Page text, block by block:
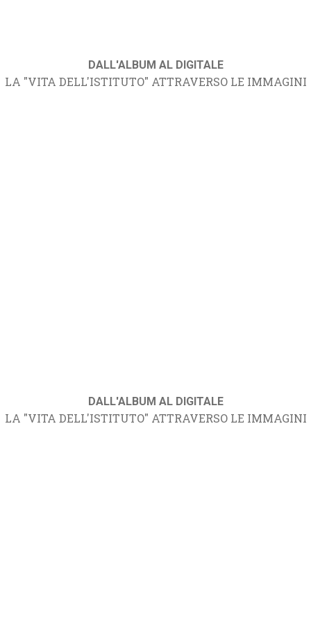
DALL'ALBUM AL DIGITALE
LA "VITA DELL'ISTITUTO" ATTRAVERSO LE IMMAGINI
DALL'ALBUM AL DIGITALE
LA "VITA DELL'ISTITUTO" ATTRAVERSO LE IMMAGINI